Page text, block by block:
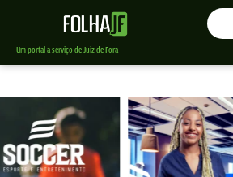
Um portal a serviço de Juiz de Fora